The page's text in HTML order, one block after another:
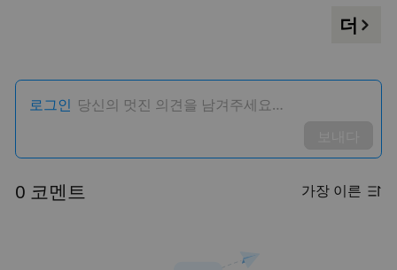
더
로그인 당신의 멋진 의견을 남겨주세요…
0 코멘트 가장 이른